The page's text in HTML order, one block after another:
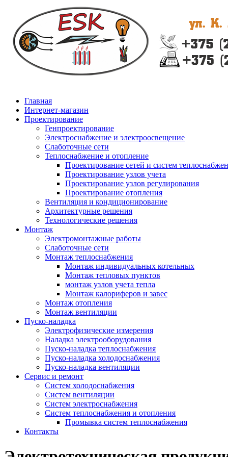
Главная
Интернет-магазин
Проектирование
Генпроектирование
Электроснабжение и электроосвещение
Слаботочные сети
Теплоснабжение и отопление
Проектирование сетей и систем
Проектирование узлов учета
Проектирование узлов регулирования
Проектирование отопления
Вентиляция и кондиционирование
Архитектурные решения
Технологические решения
Монтаж
Электромонтажные работы
Слаботочные сети
Монтаж теплоснабжения
Монтаж индивидуальных котельных
Монтаж тепловых пунктов
монтаж узлов учета тепла
Монтаж калориферов и завес
Монтаж отопления
Монтаж вентиляции
Пуско-наладка
Электрофизические измерения
Наладка электрооборудования
Пуско-наладка теплоснабжения
Пуско-наладка холодоснабжения
Пуско-наладка вентиляции
Сервис и ремонт
Систем холодоснабжения
Систем вентиляции
Систем электроснабжения
Систем теплоснабжения и отопления
Промывка систем теплоснабжения
Контакты